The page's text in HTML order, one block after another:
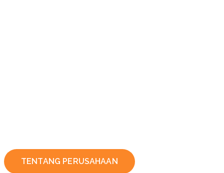
TENTANG PERUSAHAAN